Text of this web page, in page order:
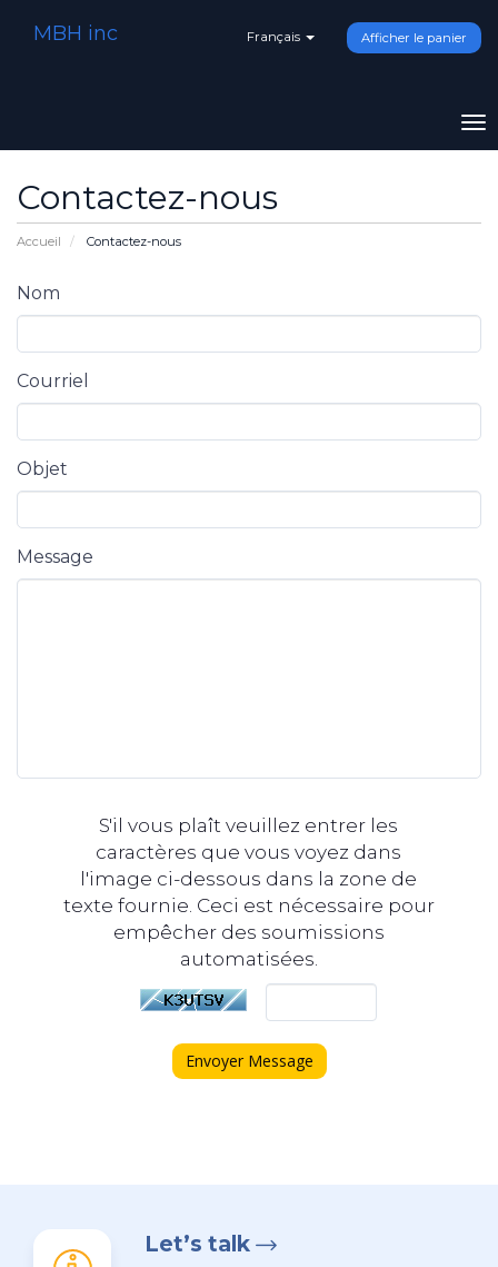
Français Afficher le panier
MBH inc
Contactez-nous
Accueil Contactez-nous
Nom
Courriel
Objet
Message
S'il vous plaît veuillez entrer les
caractères que vous voyez dans
l'image ci-dessous dans la zone de
texte fournie. Ceci est nécessaire pour
empêcher des soumissions
automatisées.
Envoyer Message
Let’s talk